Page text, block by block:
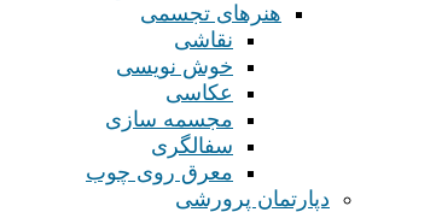
هنرهای تجسمی
نقاشی
خوش نویسی
عکاسی
مجسمه سازی
سفالگری
معرق روی چوب
دپارتمان پرورشی